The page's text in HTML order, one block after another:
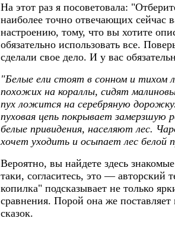
На этот раз я посоветовала:
наиболее точно отвечающих сейчас
настроению, тому, что вы хотите
обязательно использовать все.
сделали свое дело. И у вас
"Белые ели стоят в сонном и тихом
похожих на кораллы, сидят
пух ложится на серебряную
пуховая цепь покрывает замерзшую
белые привидения, населяют лес.
хочет уходить и осыпает лес белой
Вероятно, вы найдете здесь
таки, согласитесь, это — авторский
копилка" подсказывает не только
сравнения. Порой она же поставляет
сказок.